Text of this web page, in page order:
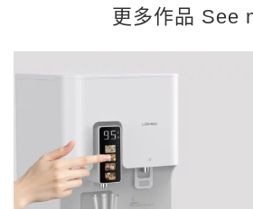
更多作品 See